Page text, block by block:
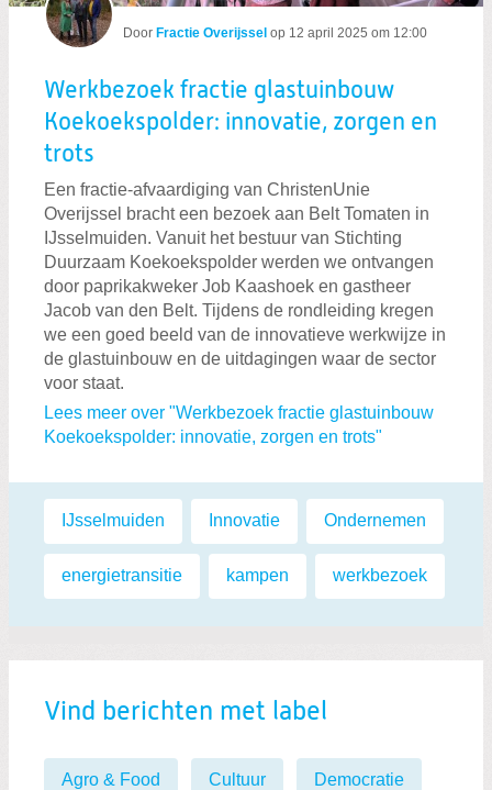
Door Fractie Overijssel op 12 april 2025 om 12:00
Werkbezoek fractie glastuinbouw
Koekoekspolder: innovatie, zorgen en
trots
Een fractie-afvaardiging van ChristenUnie
Overijssel bracht een bezoek aan Belt Tomaten in
IJsselmuiden. Vanuit het bestuur van Stichting
Duurzaam Koekoekspolder werden we ontvangen
door paprikakweker Job Kaashoek en gastheer
Jacob van den Belt. Tijdens de rondleiding kregen
we een goed beeld van de innovatieve werkwijze in
de glastuinbouw en de uitdagingen waar de sector
voor staat.
Lees meer over "Werkbezoek fractie glastuinbouw
Koekoekspolder: innovatie, zorgen en trots"
Labels:
IJsselmuiden Innovatie Ondernemen
energietransitie kampen werkbezoek
Vind berichten met label
Agro & Food Cultuur Democratie